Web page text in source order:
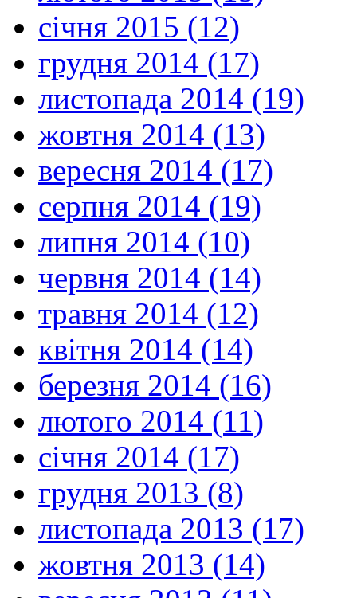
січня 2015 (12)
грудня 2014 (17)
листопада 2014 (19)
жовтня 2014 (13)
вересня 2014 (17)
серпня 2014 (19)
липня 2014 (10)
червня 2014 (14)
травня 2014 (12)
квітня 2014 (14)
березня 2014 (16)
лютого 2014 (11)
січня 2014 (17)
грудня 2013 (8)
листопада 2013 (17)
жовтня 2013 (14)